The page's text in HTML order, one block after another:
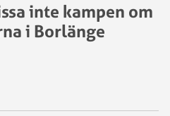
inte kampen om
i Borlänge